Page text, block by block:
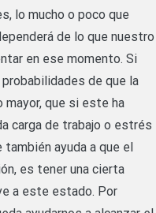
lo mucho o poco que
de lo que nuestro
en ese momento. Si
de que la
que si este ha
carga de trabajo o estrés
también ayuda a que el
es tener una cierta
a este estado. Por